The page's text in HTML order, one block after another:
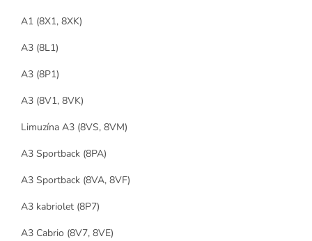
A1 (8X1, 8XK)
A3 (8L1)
A3 (8P1)
A3 (8V1, 8VK)
Limuzína A3 (8VS, 8VM)
A3 Sportback (8PA)
A3 Sportback (8VA, 8VF)
A3 kabriolet (8P7)
A3 Cabrio (8V7, 8VE)